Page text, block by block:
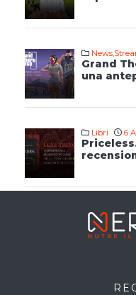
News,
Grand
una
Libri 6